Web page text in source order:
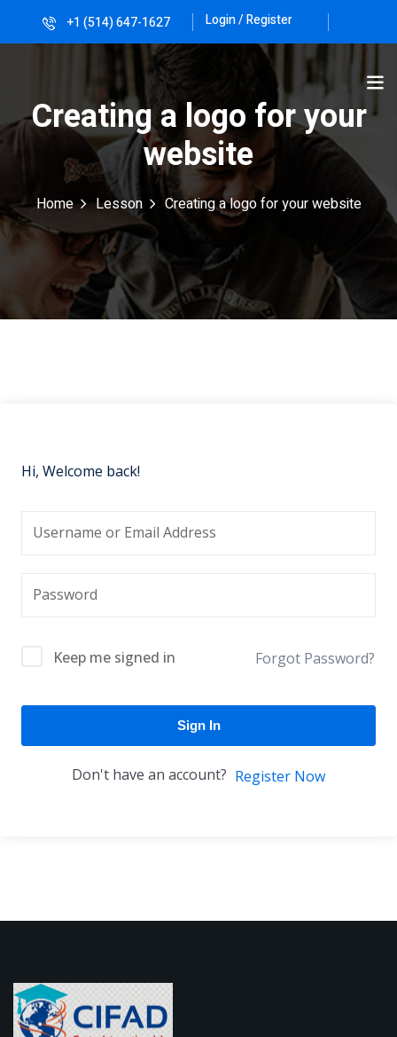
+1 (514) 647-1627 Login / Register
Creating a logo for your
website
Home Lesson Creating a logo for your website
Hi, Welcome back!
Keep me signed in Forgot Password?
Sign In
Don't have an account? Register Now
Sign in Sign up
Sign in
Don’t have an account?Sign up
Remember me Lost your password?